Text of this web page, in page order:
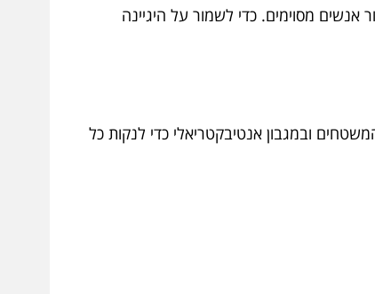
מסוימים. כדי לשמור על היגיינה
ובמגבון אנטיבקטריאלי כדי לנקות כל